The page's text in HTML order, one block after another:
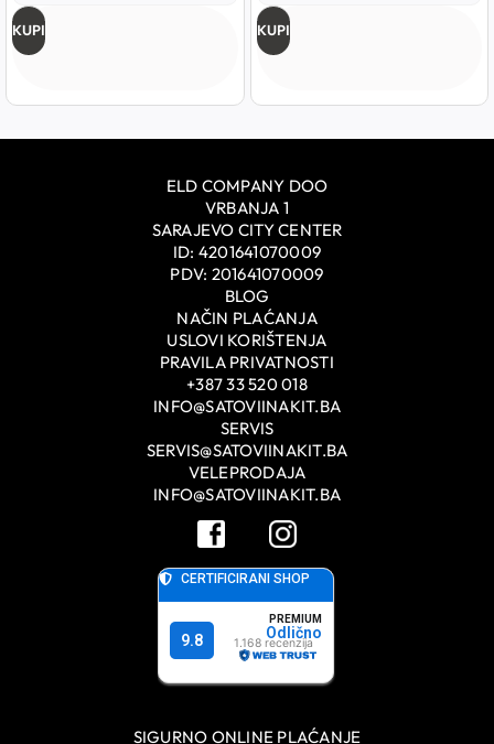
KUPI KUPI
ELD COMPANY DOO
VRBANJA 1
SARAJEVO CITY CENTER
ID: 4201641070009
PDV: 201641070009
BLOG
NAČIN PLAĆANJA
USLOVI KORIŠTENJA
PRAVILA PRIVATNOSTI
+387 33 520 018
INFO@SATOVIINAKIT.BA
SERVIS
SERVIS@SATOVIINAKIT.BA
VELEPRODAJA
INFO@SATOVIINAKIT.BA
SIGURNO ONLINE PLAĆANJE